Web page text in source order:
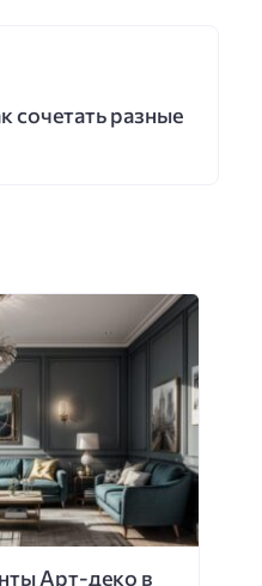
сочетать разные
Арт-деко в